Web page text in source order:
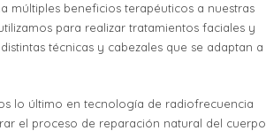
múltiples beneficios terapéuticos a nuestras
para realizar tratamientos faciales y
técnicas y cabezales que se adaptan a
lo último en tecnología de radiofrecuencia
el proceso de reparación natural del cuerpo.